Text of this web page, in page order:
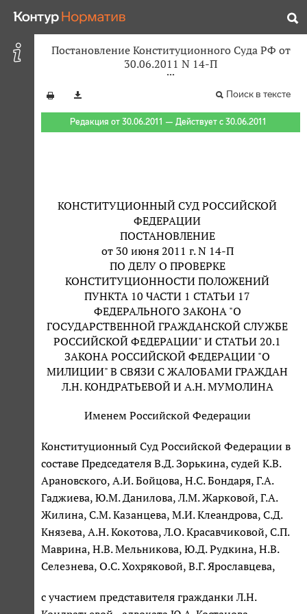
Постановление Конституционного Суда РФ от
30.06.2011 N 14-П
Поиск в тексте
Редакция от 30.06.2011 — Действует с 30.06.2011
КОНСТИТУЦИОННЫЙ СУД РОССИЙСКОЙ
ФЕДЕРАЦИИ
ПОСТАНОВЛЕНИЕ
от 30 июня 2011 г. N 14-П
ПО ДЕЛУ О ПРОВЕРКЕ
КОНСТИТУЦИОННОСТИ ПОЛОЖЕНИЙ
ПУНКТА 10 ЧАСТИ 1 СТАТЬИ 17
ФЕДЕРАЛЬНОГО ЗАКОНА "О
ГОСУДАРСТВЕННОЙ ГРАЖДАНСКОЙ СЛУЖБЕ
РОССИЙСКОЙ ФЕДЕРАЦИИ" И СТАТЬИ 20.1
ЗАКОНА РОССИЙСКОЙ ФЕДЕРАЦИИ "О
МИЛИЦИИ" В СВЯЗИ С ЖАЛОБАМИ ГРАЖДАН
Л.Н. КОНДРАТЬЕВОЙ И А.Н. МУМОЛИНА
Именем Российской Федерации
Конституционный Суд Российской Федерации в
составе Председателя В.Д. Зорькина, судей К.В.
Арановского, А.И. Бойцова, Н.С. Бондаря, Г.А.
Гаджиева, Ю.М. Данилова, Л.М. Жарковой, Г.А.
Жилина, С.М. Казанцева, М.И. Клеандрова, С.Д.
Князева, А.Н. Кокотова, Л.О. Красавчиковой, С.П.
Маврина, Н.В. Мельникова, Ю.Д. Рудкина, Н.В.
Селезнева, О.С. Хохряковой, В.Г. Ярославцева,
с участием представителя гражданки Л.Н.